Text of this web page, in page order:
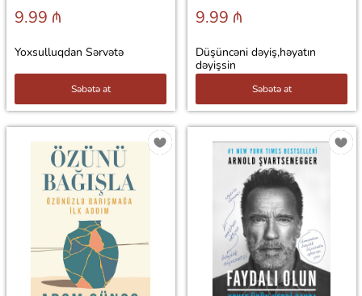
9.99 ₼
Yoxsulluqdan Sərvətə
Səbətə at
9.99 ₼
Düşüncəni dəyiş,həyatın
dəyişsin
Səbətə at